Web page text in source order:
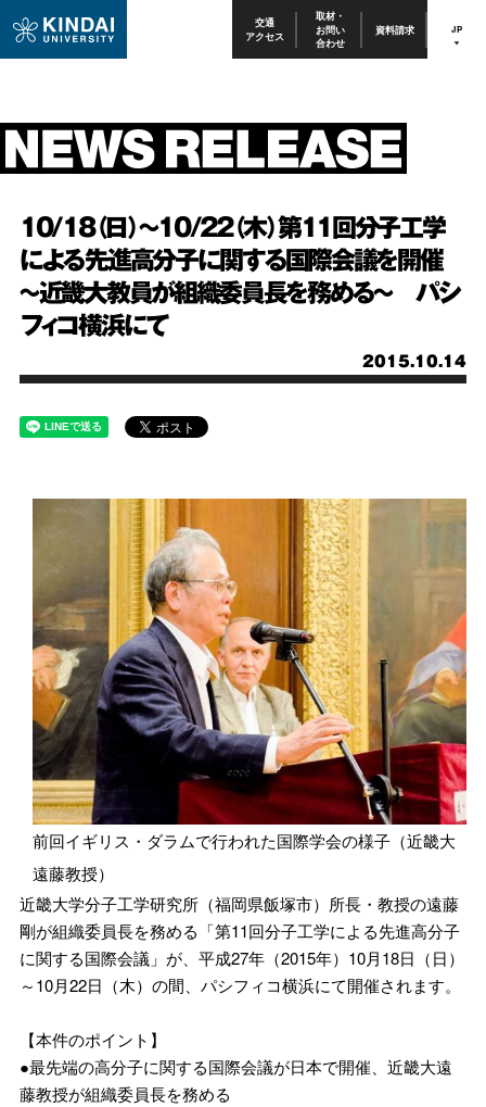
交通
アクセス
取材・
お問い
合わせ
資料請求 JP
10/18（日）～10/22（木）第11回分子工学
による先進高分子に関する国際会議を開催
～近畿大教員が組織委員長を務める～ パシ
フィコ横浜にて
2015.10.14
前回イギリス・ダラムで行われた国際学会の様子（近畿大
遠藤教授）
近畿大学分子工学研究所（福岡県飯塚市）所長・教授の遠藤
剛が組織委員長を務める「第11回分子工学による先進高分子
に関する国際会議」が、平成27年（2015年）10月18日（日）
～10月22日（木）の間、パシフィコ横浜にて開催されます。
【本件のポイント】
●最先端の高分子に関する国際会議が日本で開催、近畿大遠
藤教授が組織委員長を務める